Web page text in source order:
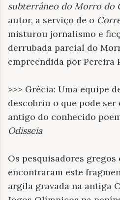
subterrâneo do Morro do
autor, a serviço de o
misturou jornalismo e
derrubada parcial do
empreendida por Pereira
>>> Grécia: Uma equipe
descobriu o que pode ser
antigo do conhecido
Odisseia
Os pesquisadores gregos
encontraram este
argila gravada na antiga